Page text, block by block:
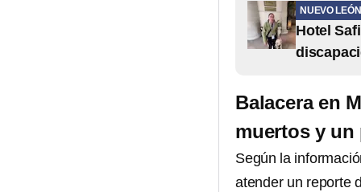
NUEVO LEÓN
Hotel
Balacera en
muertos y
Según la
atender un reporte